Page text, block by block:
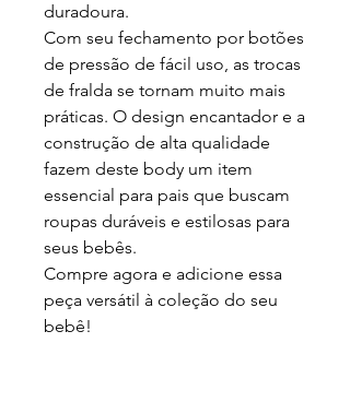
duradoura.
Com seu fechamento por botões
de pressão de fácil uso, as trocas
de fralda se tornam muito mais
práticas. O design encantador e a
construção de alta qualidade
fazem deste body um item
essencial para pais que buscam
roupas duráveis e estilosas para
seus bebês.
Compre agora e adicione essa
peça versátil à coleção do seu
bebê!